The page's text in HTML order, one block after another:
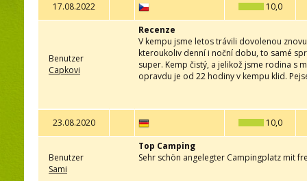
17.08.2022 10,0
Benutzer
Capkovi
Recenze
V kempu jsme letos trávili dovolenou
kteroukoliv denní i noční dobu, to samé
super. Kemp čistý, a jelikož jsme rodina s
opravdu je od 22 hodiny v kempu klid.
23.08.2020 10,0
Benutzer
Sami
Top Camping
Sehr schön angelegter Campingplatz mit